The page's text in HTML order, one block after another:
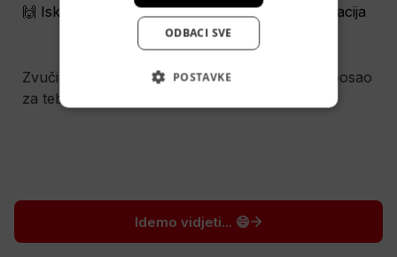
🙌 Iskustvo nije bitno, bitna je samo tvoja motivacija
Zvuči ti zanimljivo? Riješi kviz i saznaj je li ovo posao
za tebe 👇
Idemo vidjeti... 😄
ODBACI SVE
POSTAVKE